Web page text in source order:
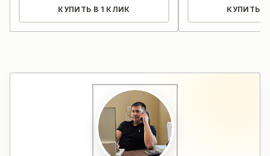
КУПИТЬ В 1 КЛИК КУПИТЬ В